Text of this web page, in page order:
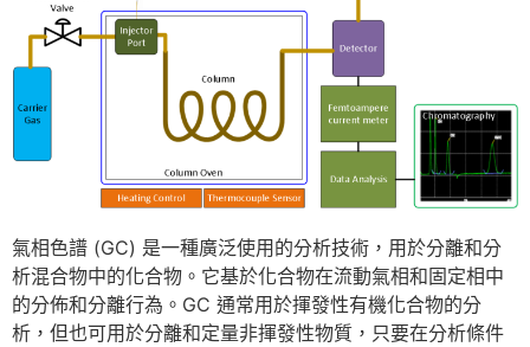
氣相色譜 (GC) 是一種廣泛使用的分析技術，用於分離和分
析混合物中的化合物。它基於化合物在流動氣相和固定相中
的分佈和分離行為。GC 通常用於揮發性有機化合物的分
析，但也可用於分離和定量非揮發性物質，只要在分析條件